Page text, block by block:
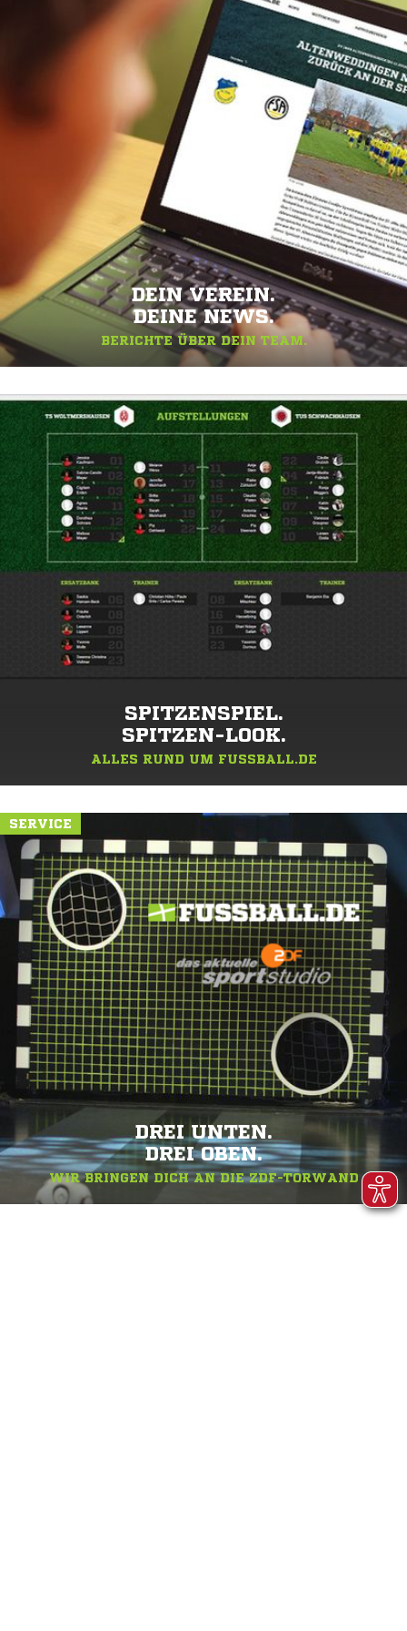
DEIN VEREIN.
DEINE NEWS.
BERICHTE ÜBER DEIN TEAM.
SPITZENSPIEL.
SPITZEN-LOOK.
ALLES RUND UM FUSSBALL.DE
SERVICE
DREI UNTEN.
DREI OBEN.
WIR BRINGEN DICH AN DIE ZDF-TORWAND